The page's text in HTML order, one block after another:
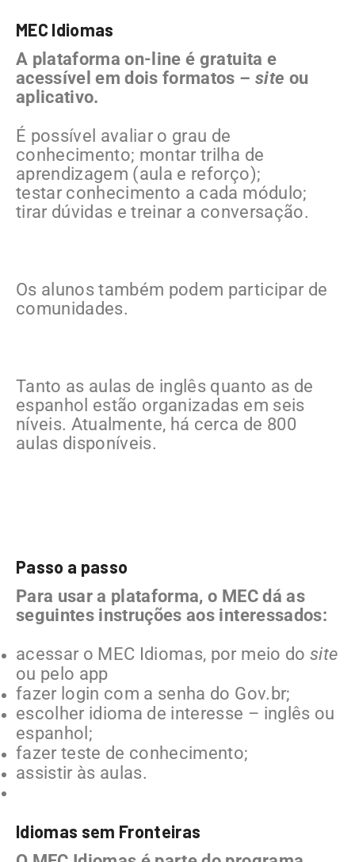
MEC Idiomas
A plataforma on-line é gratuita e
acessível em dois formatos – site ou
aplicativo.
É possível avaliar o grau de
conhecimento; montar trilha de
aprendizagem (aula e reforço);
testar conhecimento a cada módulo;
tirar dúvidas e treinar a conversação.
Os alunos também podem participar de
comunidades.
Tanto as aulas de inglês quanto as de
espanhol estão organizadas em seis
níveis. Atualmente, há cerca de 800
aulas disponíveis.
Passo a passo
Para usar a plataforma, o MEC dá as
seguintes instruções aos interessados:
acessar o MEC Idiomas, por meio do site
ou pelo app
fazer login com a senha do Gov.br;
escolher idioma de interesse – inglês ou
espanhol;
fazer teste de conhecimento;
assistir às aulas.
Idiomas sem Fronteiras